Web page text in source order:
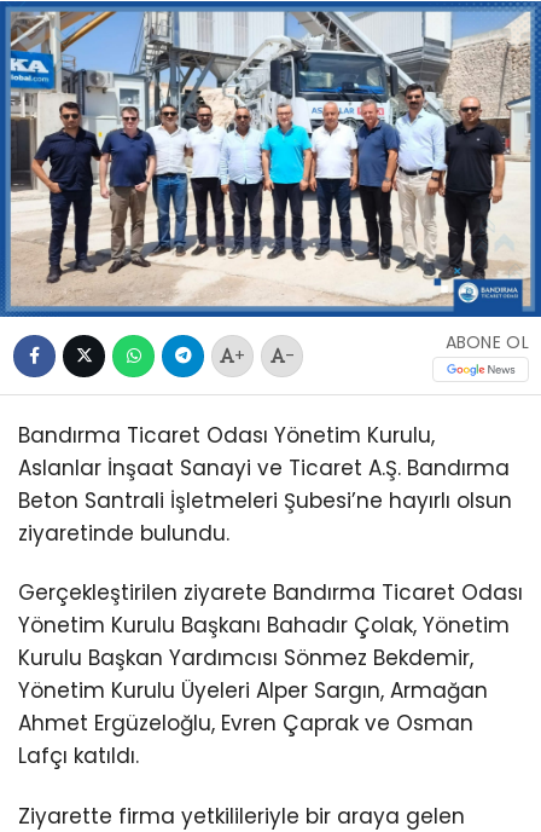
+ -
ABONE OL
Bandırma Ticaret Odası Yönetim Kurulu,
Aslanlar İnşaat Sanayi ve Ticaret A.Ş. Bandırma
Beton Santrali İşletmeleri Şubesi’ne hayırlı olsun
ziyaretinde bulundu.
Gerçekleştirilen ziyarete Bandırma Ticaret Odası
Yönetim Kurulu Başkanı Bahadır Çolak, Yönetim
Kurulu Başkan Yardımcısı Sönmez Bekdemir,
Yönetim Kurulu Üyeleri Alper Sargın, Armağan
Ahmet Ergüzeloğlu, Evren Çaprak ve Osman
Lafçı katıldı.
Ziyarette firma yetkilileriyle bir araya gelen